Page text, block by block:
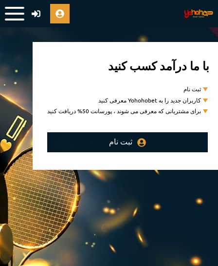
با ما درآمد کسب کنید
ثبت نام
کاربران جدید را به Yohohobet معرفی کنید
برای مشتریانی که معرفی می شوند ، پورسانت 50% دریافت کنید
ثبت نام